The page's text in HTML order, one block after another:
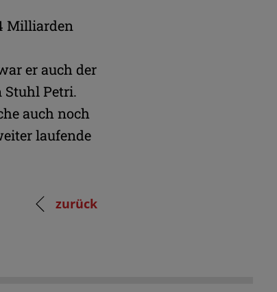
Milliarden
er auch der
Stuhl Petri.
auch noch
laufende
zurück